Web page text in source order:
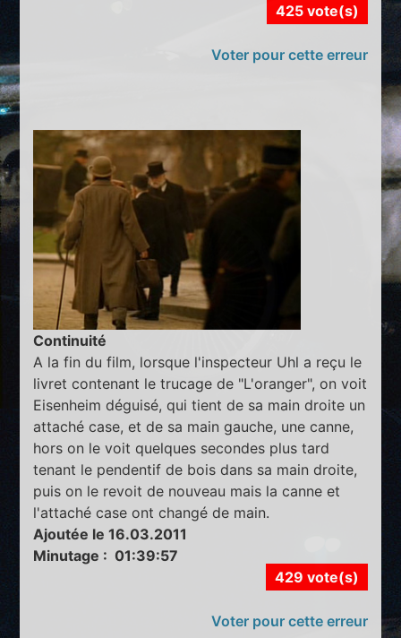
425 vote(s)
Voter pour cette erreur
Continuité
A la fin du film, lorsque l'inspecteur Uhl a reçu le
livret contenant le trucage de "L'oranger", on voit
Eisenheim déguisé, qui tient de sa main droite un
attaché case, et de sa main gauche, une canne,
hors on le voit quelques secondes plus tard
tenant le pendentif de bois dans sa main droite,
puis on le revoit de nouveau mais la canne et
l'attaché case ont changé de main.
Ajoutée le 16.03.2011
Minutage : 01:39:57
429 vote(s)
Voter pour cette erreur